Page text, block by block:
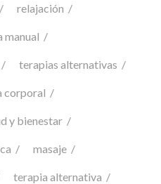
relajación
manual
terapias alternativas
corporal
y bienestar
masaje
terapia alternativa